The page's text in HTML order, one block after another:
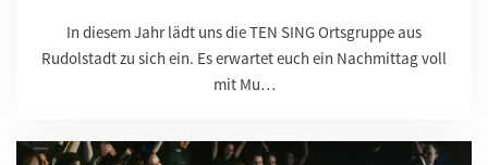
In diesem Jahr lädt uns die TEN SING Ortsgruppe aus
Rudolstadt zu sich ein. Es erwartet euch ein Nachmittag voll
mit Mu…